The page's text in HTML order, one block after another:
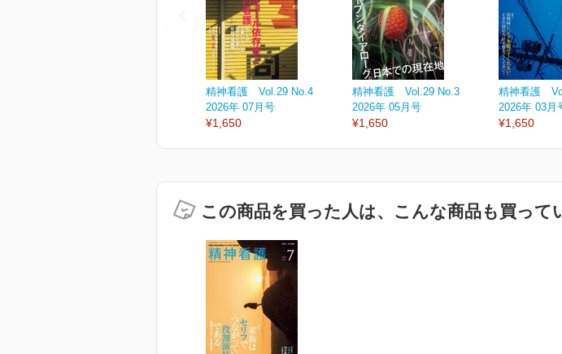
精神看護 Vol.29 No.4
2026年 07月号
¥1,650
精神看護 Vol.29 No.3
2026年 05月号
¥1,650
精神看護
2026年 03月
¥1,650
この商品を買った人は、こんな商品も買って